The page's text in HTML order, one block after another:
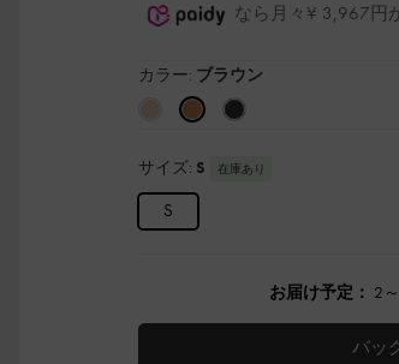
なら月々¥ 3,967円
カラー: ブラウン
サイズ: S 在庫あり
S
お届け予定： 2
バッ